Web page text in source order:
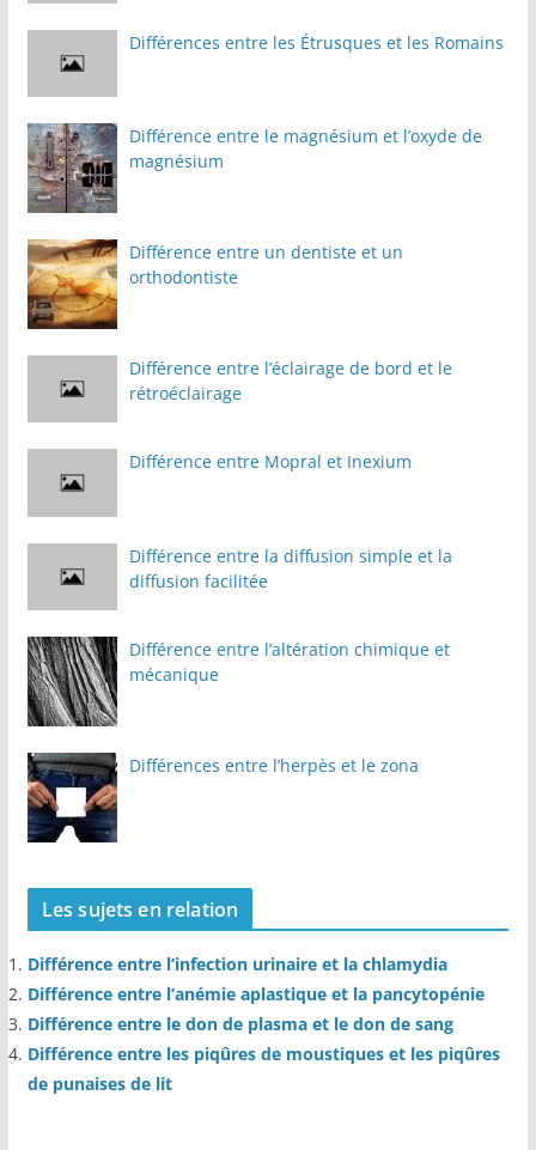
Différences entre les Étrusques et les Romains
Différence entre le magnésium et l’oxyde de
magnésium
Différence entre un dentiste et un
orthodontiste
Différence entre l’éclairage de bord et le
rétroéclairage
Différence entre Mopral et Inexium
Différence entre la diffusion simple et la
diffusion facilitée
Différence entre l’altération chimique et
mécanique
Différences entre l’herpès et le zona
Les sujets en relation
Différence entre l’infection urinaire et la chlamydia
Différence entre l’anémie aplastique et la pancytopénie
Différence entre le don de plasma et le don de sang
Différence entre les piqûres de moustiques et les piqûres
de punaises de lit